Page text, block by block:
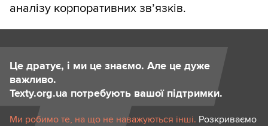
аналізу корпоративних зв’язків.
Це дратує, і ми це знаємо. Але це дуже
важливо.
Texty.org.ua потребують вашої підтримки.
Ми робимо те, на що не наважуються інші. Розкриваємо